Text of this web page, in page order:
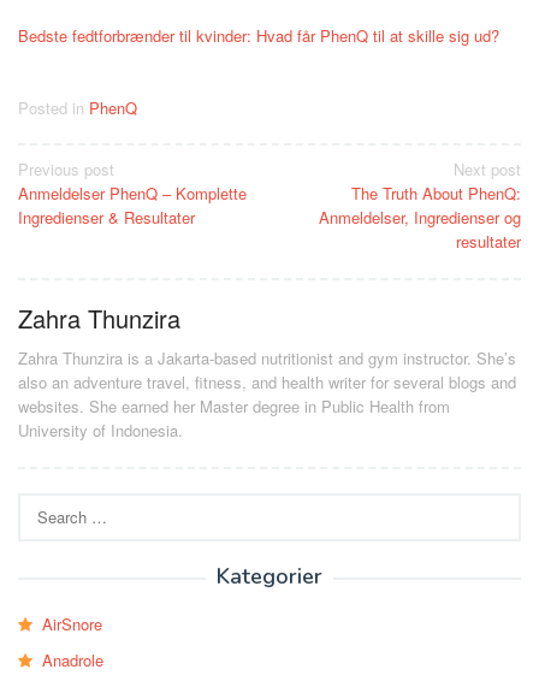
Bedste fedtforbrænder til kvinder: Hvad får PhenQ til at skille sig ud?
Posted in PhenQ
Post
navigation
Previous post
Anmeldelser PhenQ – Komplette
Ingredienser & Resultater
Next post
The Truth About PhenQ:
Anmeldelser, Ingredienser og
resultater
Zahra Thunzira
Zahra Thunzira is a Jakarta-based nutritionist and gym instructor. She’s
also an adventure travel, fitness, and health writer for several blogs and
websites. She earned her Master degree in Public Health from
University of Indonesia.
for:
Kategorier
AirSnore
Anadrole